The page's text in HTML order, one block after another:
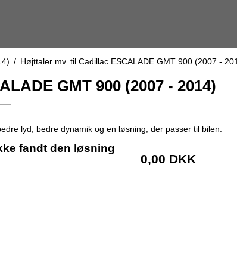
/ Højttaler mv. til Cadillac ESCALADE GMT 900 (2007 -
GMT 900 (2007 - 2014)
lyd, bedre dynamik og en løsning, der passer til bilen.
fandt den løsning
0,00 DKK